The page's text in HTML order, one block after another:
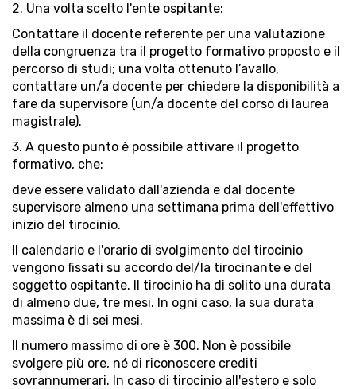
2. Una volta scelto l'ente ospitante:
Contattare il docente referente per una valutazione
della congruenza tra il progetto formativo proposto e il
percorso di studi; una volta ottenuto l’avallo,
contattare un/a docente per chiedere la disponibilità a
fare da supervisore (un/a docente del corso di laurea
magistrale).
3. A questo punto è possibile attivare il progetto
formativo, che:
deve essere validato dall'azienda e dal docente
supervisore almeno una settimana prima dell'effettivo
inizio del tirocinio.
Il calendario e l'orario di svolgimento del tirocinio
vengono fissati su accordo del/la tirocinante e del
soggetto ospitante. Il tirocinio ha di solito una durata
di almeno due, tre mesi. In ogni caso, la sua durata
massima è di sei mesi.
Il numero massimo di ore è 300. Non è possibile
svolgere più ore, né di riconoscere crediti
sovrannumerari. In caso di tirocinio all'estero e solo